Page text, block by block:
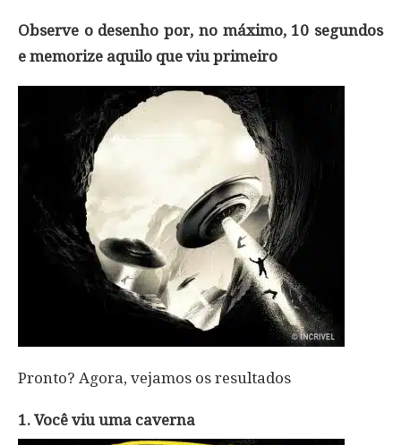
Observe o desenho por, no máximo, 10 segundos
e memorize aquilo que viu primeiro
Pronto? Agora, vejamos os resultados
1. Você viu uma caverna